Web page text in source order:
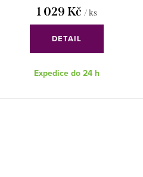
1 029 Kč / ks
DETAIL
Expedice do 24 h